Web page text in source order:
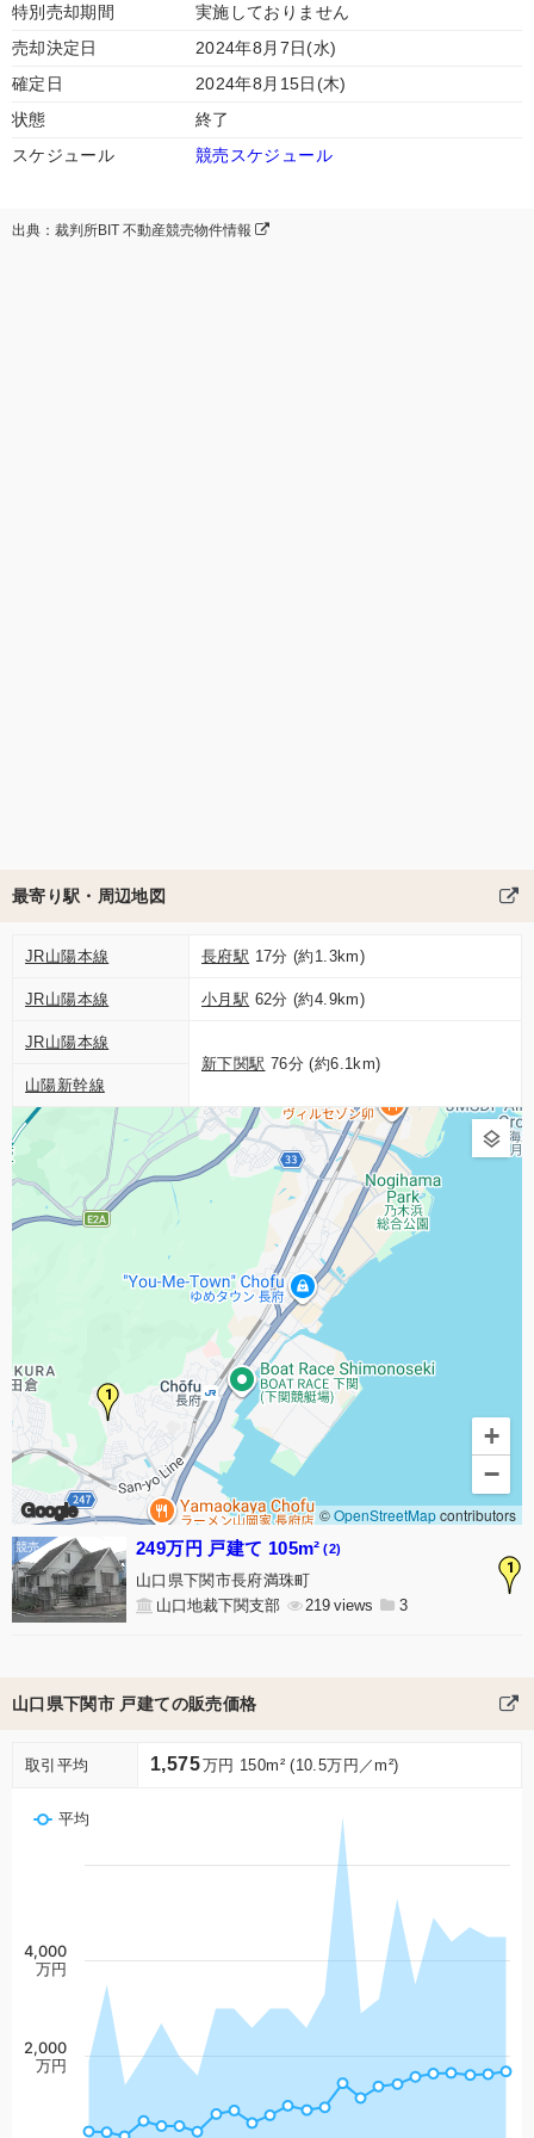
特別売却期間
実施しておりません
売却決定日
2024年8月7日(水)
確定日
2024年8月15日(木)
状態
終了
スケジュール
競売スケジュール
出典：裁判所BIT 不動産競売物件情報
最寄り駅・周辺地図
JR山陽本線 長府駅 17分 (約1.3km)
JR山陽本線 小月駅 62分 (約4.9km)
JR山陽本線
新下関駅 76分 (約6.1km)
山陽新幹線
1
Google
+
−
©OpenStreetMapcontributors
1
249万円 戸建て 105m² (2)
山口県下関市長府満珠町
山口地裁下関支部
219 3
山口県下関市 戸建ての販売価格
取引平均 1,575万円 150m² (10.5万円／m²)
平均
2,000
万円
4,000
万円